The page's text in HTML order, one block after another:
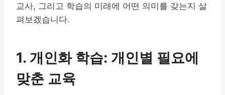
교사, 그리고 학습의 미래에 어떤 의미를 갖는지 살
펴보겠습니다.
1. 개인화 학습: 개인별 필요에
맞춘 교육